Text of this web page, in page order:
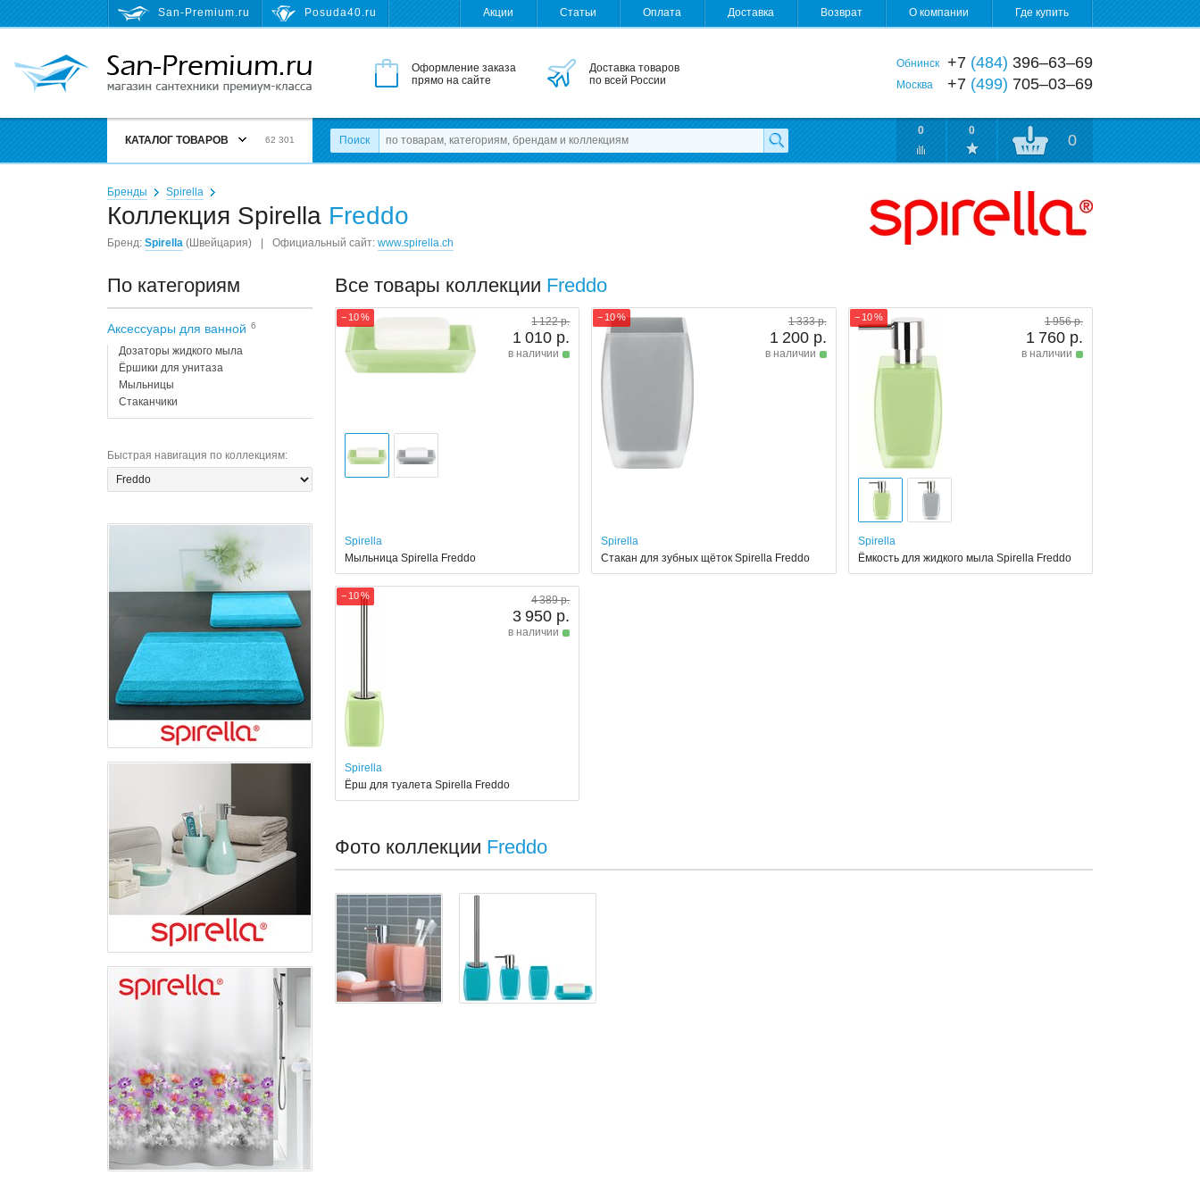
San-Premium.ru Posuda40.ru Акции Статьи Оплата Доставка Возврат О компании Где купить
Оформление заказа
прямо на сайте
Доставка товаров
по всей России
Обнинск +7 (484) 396‒63‒69
Москва +7 (499) 705‒03‒69
КАТАЛОГ ТОВАРОВ 62 301 Поиск
0 0
0
Бренды Spirella
Коллекция Spirella Freddo
Бренд: Spirella (Швейцария) Официальный сайт: www.spirella.ch
По категориям
Аксессуары для ванной 6
Дозаторы жидкого мыла
Ёршики для унитаза
Мыльницы
Стаканчики
Быстрая навигация по коллекциям:
Все товары коллекции Freddo
− 10 % 1 122 р.
1 010 р.
в наличии
Spirella
Мыльница Spirella Freddo
− 10 % 1 333 р.
1 200 р.
в наличии
Spirella
Стакан для зубных щёток Spirella Freddo
− 10 % 1 956 р.
1 760 р.
в наличии
Spirella
Ёмкость для жидкого мыла Spirella Freddo
− 10 % 4 389 р.
3 950 р.
в наличии
Spirella
Ёрш для туалета Spirella Freddo
Фото коллекции Freddo